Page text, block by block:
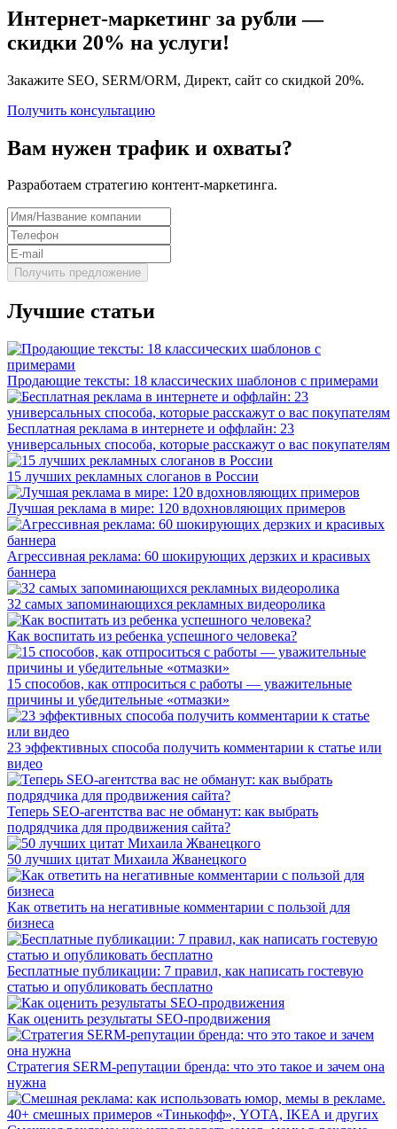
Интернет-маркетинг за рубли —
скидки 20% на услуги!
Закажите SEO, SERM/ORM, Директ, сайт со скидкой 20%.
Получить консультацию
Вам нужен трафик и охваты?
Разработаем стратегию контент-маркетинга.
Лучшие статьи
Продающие тексты: 18 классических шаблонов с примерами
Бесплатная реклама в интернете и оффлайн: 23
универсальных способа, которые расскажут о вас покупателям
15 лучших рекламных слоганов в России
Лучшая реклама в мире: 120 вдохновляющих примеров
Агрессивная реклама: 60 шокирующих дерзких и красивых
баннера
32 самых запоминающихся рекламных видеоролика
Как воспитать из ребенка успешного человека?
15 способов, как отпроситься с работы — уважительные
причины и убедительные «отмазки»
23 эффективных способа получить комментарии к статье или
видео
Теперь SEO-агентства вас не обманут: как выбрать
подрядчика для продвижения сайта?
50 лучших цитат Михаила Жванецкого
Как ответить на негативные комментарии с пользой для
бизнеса
Бесплатные публикации: 7 правил, как написать гостевую
статью и опубликовать бесплатно
Как оценить результаты SEO-продвижения
Стратегия SERM-репутации бренда: что это такое и зачем она
нужна